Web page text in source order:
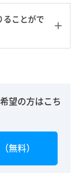
ることがで
望の方はこち
無料）